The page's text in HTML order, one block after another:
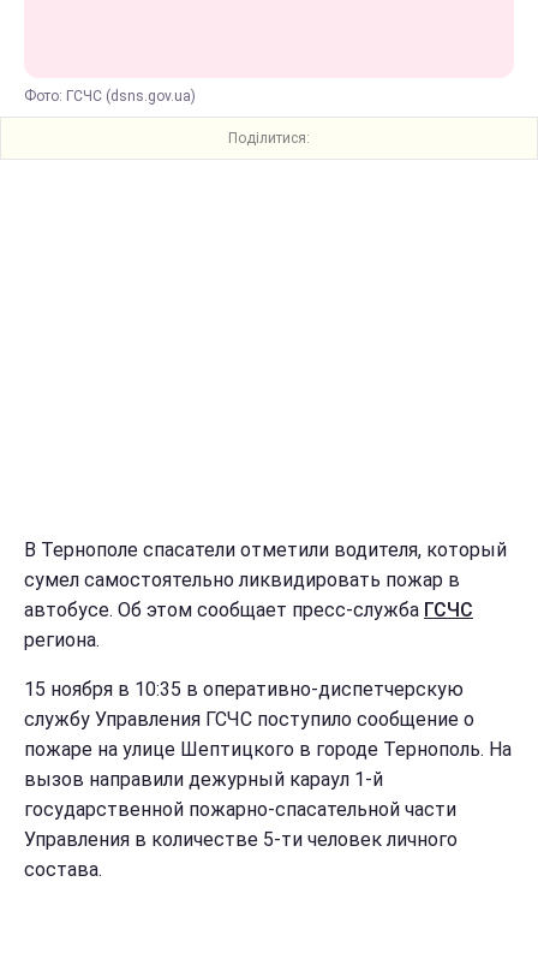
Фото: ГСЧС (dsns.gov.ua)
Поділитися:
В Тернополе спасатели отметили водителя, который
сумел самостоятельно ликвидировать пожар в
автобусе. Об этом сообщает пресс-служба ГСЧС
региона.
15 ноября в 10:35 в оперативно-диспетчерскую
службу Управления ГСЧС поступило сообщение о
пожаре на улице Шептицкого в городе Тернополь. На
вызов направили дежурный караул 1-й
государственной пожарно-спасательной части
Управления в количестве 5-ти человек личного
состава.